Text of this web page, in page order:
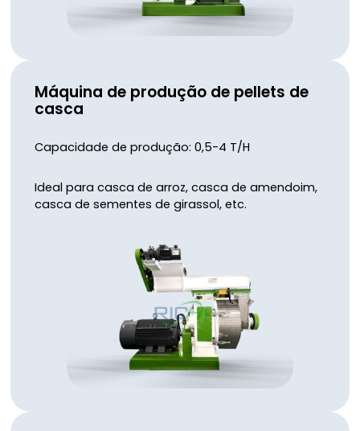
Máquina de produção de pellets de
casca
Capacidade de produção: 0,5-4 T/H
Ideal para casca de arroz, casca de amendoim,
casca de sementes de girassol, etc.